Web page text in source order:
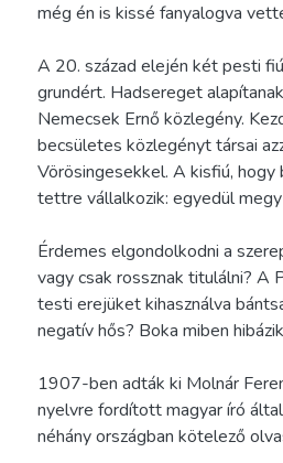
még én is kissé fanyalogva
A 20. század elején két pesti
grundért. Hadsereget
Nemecsek Ernő közlegény.
becsületes közlegényt társai
Vörösingesekkel. A kisfiú,
tettre vállalkozik: egyedül
Érdemes elgondolkodni a
vagy csak rossznak titulálni? A
testi erejüket kihasználva
negatív hős? Boka miben
1907-ben adták ki Molnár
nyelvre fordított magyar író
néhány országban kötelező